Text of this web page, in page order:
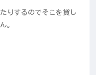
りするのでそこを貸し
。